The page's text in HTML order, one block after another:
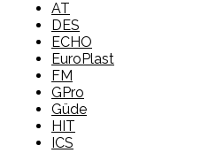
AT
DES
ECHO
EuroPlast
FM
GPro
Güde
HIT
ICS